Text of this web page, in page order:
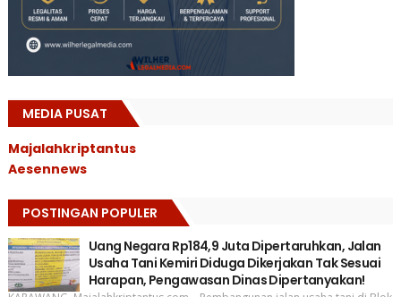
MEDIA PUSAT
Majalahkriptantus
Aesennews
POSTINGAN POPULER
Uang Negara Rp184,9 Juta Dipertaruhkan, Jalan
Usaha Tani Kemiri Diduga Dikerjakan Tak Sesuai
Harapan, Pengawasan Dinas Dipertanyakan!